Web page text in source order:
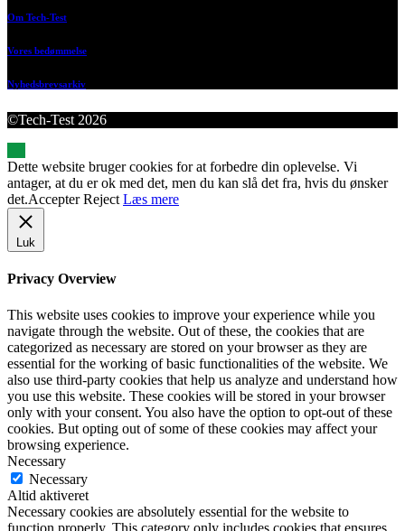
Om Tech-Test
Vores bedømmelse
Nyhedsbrevsarkiv
©Tech-Test 2026
Dette website bruger cookies for at forbedre din oplevelse. Vi
antager, at du er ok med det, men du kan slå det fra, hvis du ønsker
det.Accepter Reject Læs mere
Luk
Privacy Overview
This website uses cookies to improve your experience while you
navigate through the website. Out of these, the cookies that are
categorized as necessary are stored on your browser as they are
essential for the working of basic functionalities of the website. We
also use third-party cookies that help us analyze and understand how
you use this website. These cookies will be stored in your browser
only with your consent. You also have the option to opt-out of these
cookies. But opting out of some of these cookies may affect your
browsing experience.
Necessary
Necessary
Altid aktiveret
Necessary cookies are absolutely essential for the website to
function properly. This category only includes cookies that ensures